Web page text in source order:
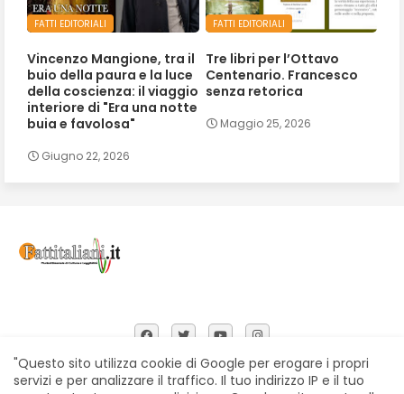
FATTI EDITORIALI
Vincenzo Mangione, tra il
buio della paura e la luce
della coscienza: il viaggio
interiore di "Era una notte
buia e favolosa"
Giugno 22, 2026
FATTI EDITORIALI
Tre libri per l’Ottavo
Centenario. Francesco
senza retorica
Maggio 25, 2026
"Questo sito utilizza cookie di Google per erogare i propri
servizi e per analizzare il traffico. Il tuo indirizzo IP e il tuo